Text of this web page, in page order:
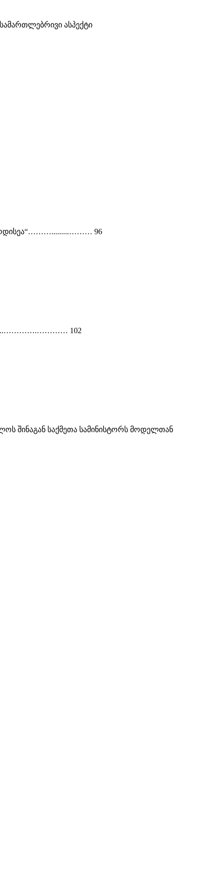
ასპექტი
ოდისეა“……….........……… 96
102
შინაგან საქმეთა სამინისტორს მოდელთან